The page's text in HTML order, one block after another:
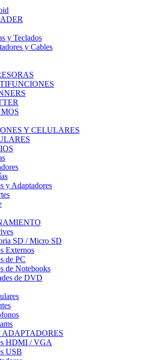
y Teclados
y Cables
Y CELULARES
y Adaptadores
SD / Micro SD
Externos
de PC
de Notebooks
de DVD
ADAPTADORES
HDMI / VGA
USB